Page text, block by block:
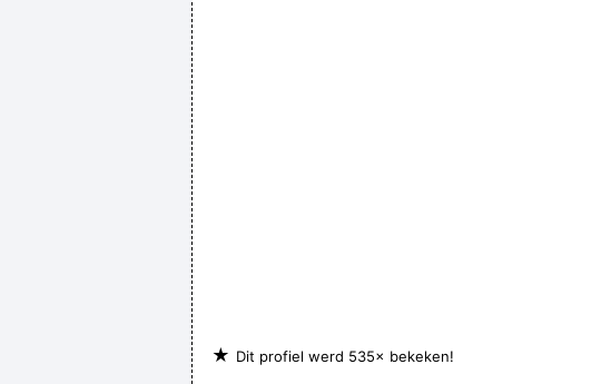
★ Dit profiel werd 535× bekeken!